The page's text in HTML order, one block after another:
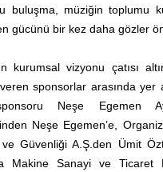
buluşma, müziğin toplumu
gücünü bir kez daha gözler
kurumsal vizyonu çatısı
sponsorlar arasında yer
Neşe Egemen
Neşe Egemen’e,
ve Güvenliği A.Ş.den Ümit
Makine Sanayi ve Ticaret